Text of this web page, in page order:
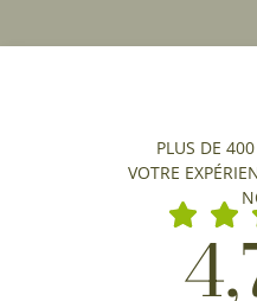
PLUS DE
VOTRE